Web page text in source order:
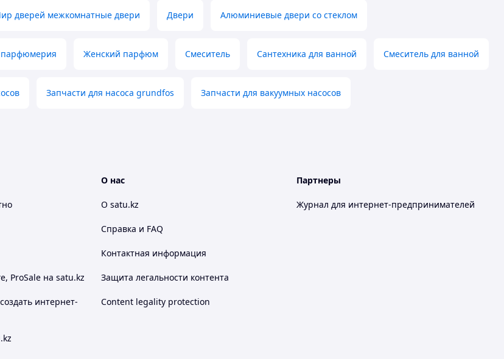
дверей межкомнатные двери Двери Алюминиевые двери со стеклом
парфюмерия Женский парфюм Смеситель Сантехника для ванной Смеситель для ванной
Запчасти для насоса grundfos Запчасти для вакуумных насосов
ProSale на satu.kz
интернет-
О нас
О satu.kz
Справка и FAQ
Контактная информация
Защита легальности контента
Content legality protection
Партнеры
Журнал для интернет-предпринимателей